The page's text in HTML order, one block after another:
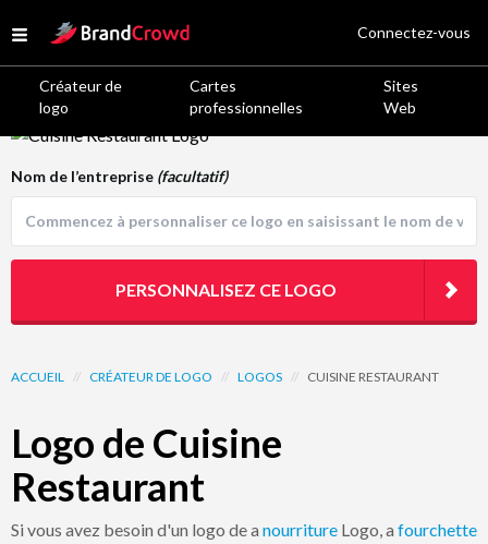
Open menu
Site Logo
Créateur de
logo
Cartes
professionnelles
Sites
Web
Connectez-vous
Logo Template Preview
ACCUEIL // CRÉATEUR DE LOGO // LOGOS // CUISINE RESTAURANT
Logo de Cuisine
Restaurant
Si vous avez besoin d'un logo de a nourriture Logo, a fourchette
Nom de l’entreprise (facultatif)
PERSONNALISEZ CE LOGO